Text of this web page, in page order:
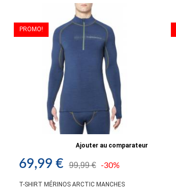
PROMO!
Ajouter au comparateur
69,99 € 99,99 € -30%
T-SHIRT MÉRINOS ARCTIC MANCHES